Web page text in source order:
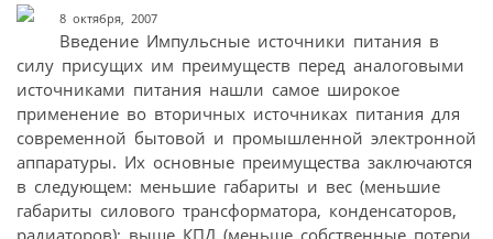
8 октября, 2007
Введение Импульсные источники питания в
силу присущих им преимуществ перед аналоговыми
источниками питания нашли самое широкое
применение во вторичных источниках питания для
современной бытовой и промышленной электронной
аппаратуры. Их основные преимущества заключаются
в следующем: меньшие габариты и вес (меньшие
габариты силового трансформатора, конденсаторов,